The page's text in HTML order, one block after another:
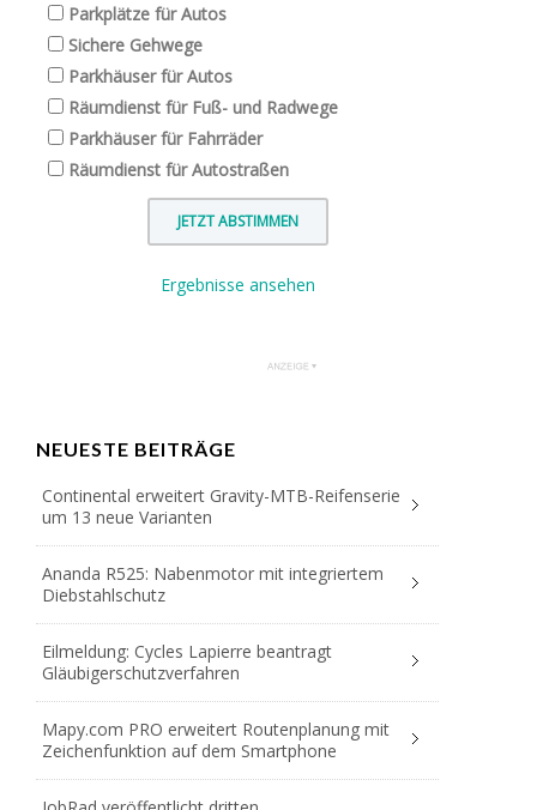
Parkplätze für Autos
Sichere Gehwege
Parkhäuser für Autos
Räumdienst für Fuß- und Radwege
Parkhäuser für Fahrräder
Räumdienst für Autostraßen
Ergebnisse ansehen
NEUESTE BEITRÄGE
Continental erweitert Gravity-MTB-Reifenserie
um 13 neue Varianten
Ananda R525: Nabenmotor mit integriertem
Diebstahlschutz
Eilmeldung: Cycles Lapierre beantragt
Gläubigerschutzverfahren
Mapy.com PRO erweitert Routenplanung mit
Zeichenfunktion auf dem Smartphone